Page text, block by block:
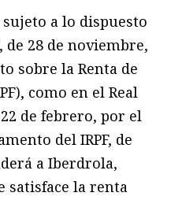
a lo dispuesto
de 28 de noviembre,
sobre la Renta de
como en el Real
de febrero, por el
del IRPF, de
a Iberdrola,
satisface la renta